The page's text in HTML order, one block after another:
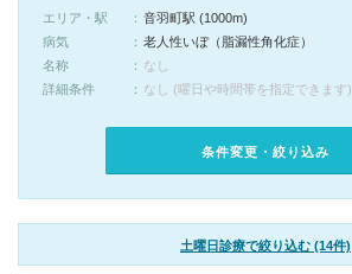
エリア・駅
音羽町駅 (1000m)
病気
老人性いぼ（脂漏性角化症）
名称
なし
詳細条件
なし (曜日や時間帯を指定できます)
条件変更・絞り込み
土曜日診療で絞り込む (14件)